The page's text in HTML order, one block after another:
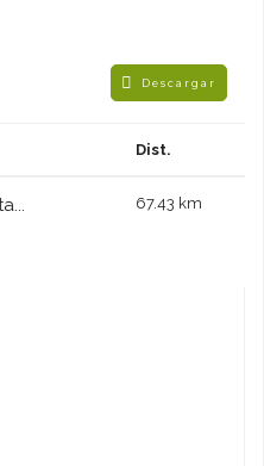
Descargar
Dist.
67.43 km